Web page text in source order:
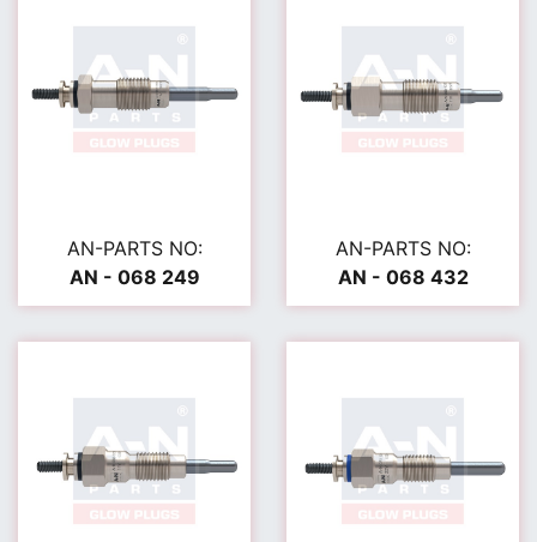
AN-PARTS NO:
AN - 068 249
AN-PARTS NO:
AN - 068 432